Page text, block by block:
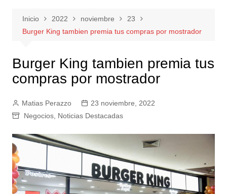
Inicio 2022 noviembre
23
Burger King tambien premia tus compras por mostrador
Burger King tambien premia tus
compras por mostrador
Matias Perazzo
23 noviembre, 2022
Negocios, Noticias Destacadas